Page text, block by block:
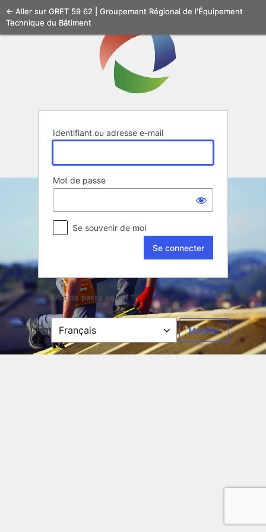
Se
connecter
Identifiant ou adresse e-mail
Mot de passe
Se souvenir de moi
Mot de passe oublié ?
← Aller sur GRET 59 62 | Groupement Régional de l'Équipement
Technique du Bâtiment
Langue